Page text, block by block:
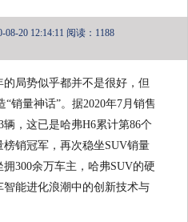
20 12:14:11 阅读：1188
局势似乎都并不是很好，但
销量神话”。据2020年7月销售
，这已是哈弗H6累计第86个
销冠军，再次稳坐SUV销量
300余万车主，哈弗SUV的硬
能进化浪潮中的创新技术与